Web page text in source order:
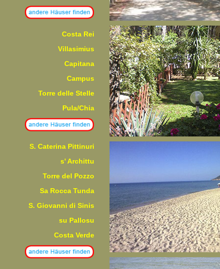
Costa Rei
Villasimius
Capitana
Campus
Torre delle Stelle
Pula/Chia
S. Caterina Pittinuri
s' Archittu
Torre del Pozzo
Sa Rocca Tunda
S. Giovanni di Sinis
su Pallosu
Costa Verde